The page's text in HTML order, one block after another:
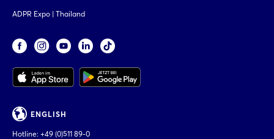
ADPR Expo | Thailand
ENGLISH
Hotline: +49 (0)511 89-0